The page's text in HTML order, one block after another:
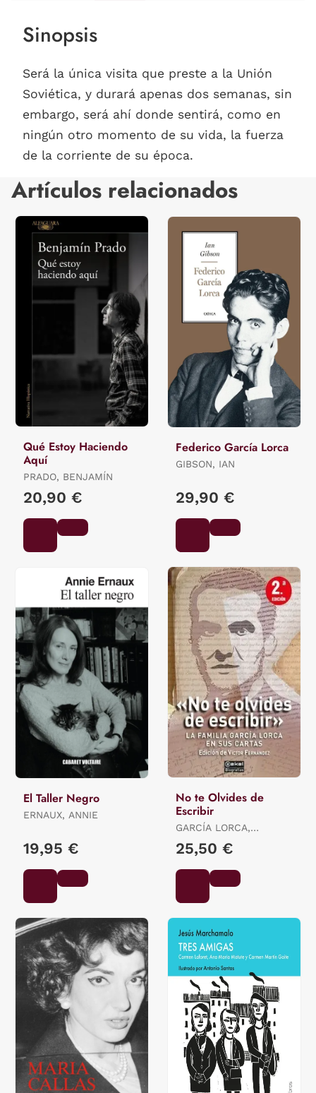
Sinopsis
Será la única visita que preste a la Unión
Soviética, y durará apenas dos semanas, sin
embargo, será ahí donde sentirá, como en
ningún otro momento de su vida, la fuerza
de la corriente de su época.
Artículos relacionados
Qué Estoy Haciendo
Aquí
PRADO, BENJAMÍN
20,90 €
Federico García Lorca
GIBSON, IAN
29,90 €
El Taller Negro
ERNAUX, ANNIE
19,95 €
No te Olvides de
Escribir
GARCÍA LORCA,
25,50 €